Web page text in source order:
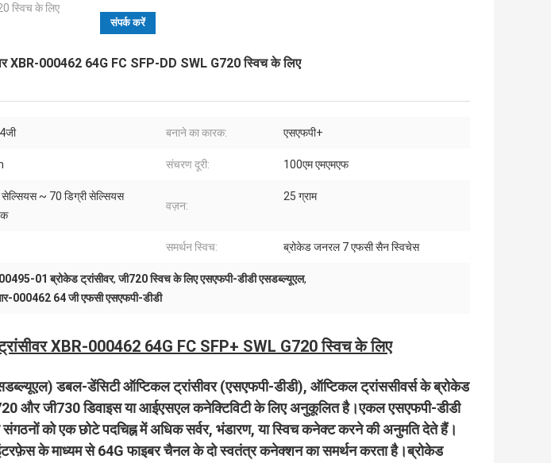
स्विच के लिए
संपर्क करें
XBR-000462 64G FC SFP-DD SWL G720 स्विच के लिए
बनाने का कारक: एसएफपी+
संचरण दूरी: 100एम एमएमएफ
सेल्सियस ~ 70 डिग्री सेल्सियस
वज़न:
25 ग्राम
समर्थन स्विच: ब्रोकेड जनरल 7 एफसी सैन स्विचेस
01 ब्रोकेड ट्रांसीवर,जी720 स्विच के लिए एसएफपी-डीडी एसडब्ल्यूएल,
000462 64 जी एफसी एसएफपी-डीडी
XBR-000462 64G FC SFP+ SWL G720 स्विच के लिए
डबल-डेंसिटी ऑप्टिकल ट्रांसीवर (एसएफपी-डीडी), ऑप्टिकल ट्रांससीवर्स के ब्रोकेड
और जी730 डिवाइस या आईएसएल कनेक्टिविटी के लिए अनुकूलित है।एकल एसएफपी-डीडी
को एक छोटे पदचिह्न में अधिक सर्वर, भंडारण, या स्विच कनेक्ट करने की अनुमति देते हैं।
इंटरफ़ेस के माध्यम से 64G फाइबर चैनल के दो स्वतंत्र कनेक्शन का समर्थन करता है।ब्रोकेड